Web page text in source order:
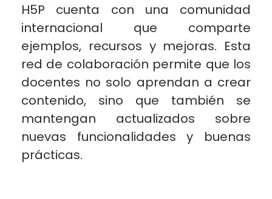
H5P cuenta con una comunidad
internacional que comparte
ejemplos, recursos y mejoras. Esta
red de colaboración permite que los
docentes no solo aprendan a crear
contenido, sino que también se
mantengan actualizados sobre
nuevas funcionalidades y buenas
prácticas.